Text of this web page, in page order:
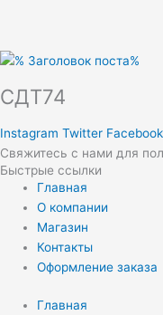
СДТ74
Instagram Twitter
Свяжитесь с нами для
Быстрые ссылки
Главная
О компании
Магазин
Контакты
Оформление заказа
Главная